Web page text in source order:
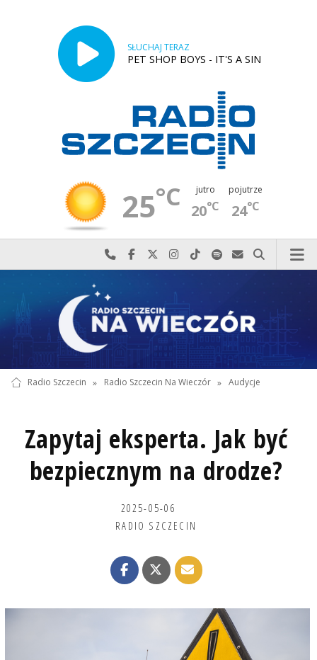
SŁUCHAJ TERAZ
PET SHOP BOYS - IT'S A SIN
25°C jutro
20°C
pojutrze
24°C
Najlepiej po prostu do nas zadzwoń
Odwiedź nas na Facebook-u
Odwiedź nas na X
Odwiedź nas na Instagram-ie
Odwiedź nas na TikTok-u
Szukaj nas na Spotify
Wyślij do nas
Szukaj
Radio Szczecin » Radio Szczecin Na Wieczór » Audycje
Zapytaj eksperta. Jak być
bezpiecznym na drodze?
2025-05-06
RADIO SZCZECIN